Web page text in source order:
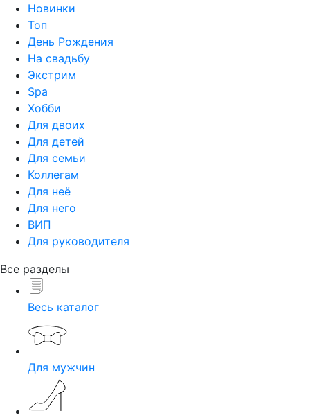
Новинки
Топ
День Рождения
На свадьбу
Экстрим
Spa
Хобби
Для двоих
Для детей
Для семьи
Коллегам
Для неё
Для него
ВИП
Для руководителя
Все разделы
Весь каталог
Для мужчин